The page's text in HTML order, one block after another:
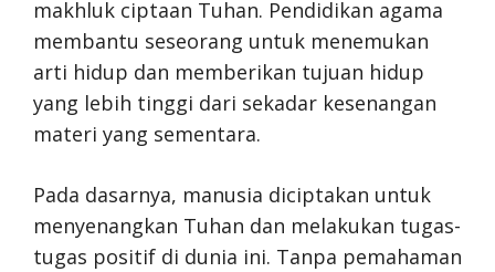
makhluk ciptaan Tuhan. Pendidikan agama
membantu seseorang untuk menemukan
arti hidup dan memberikan tujuan hidup
yang lebih tinggi dari sekadar kesenangan
materi yang sementara.
Pada dasarnya, manusia diciptakan untuk
menyenangkan Tuhan dan melakukan tugas-
tugas positif di dunia ini. Tanpa pemahaman